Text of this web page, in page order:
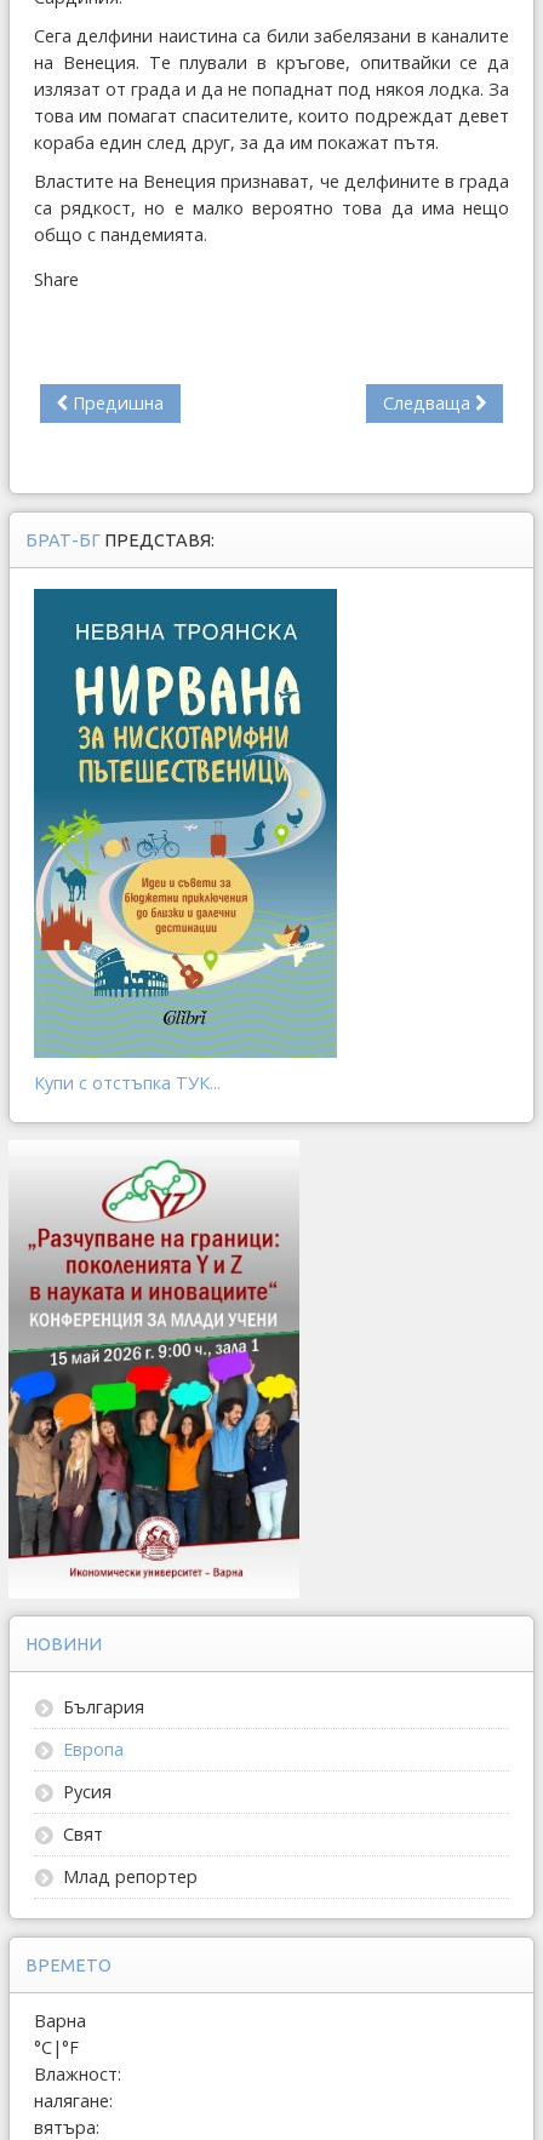
Сега делфини наистина са били забелязани в каналите
на Венеция. Те плували в кръгове, опитвайки се да
излязат от града и да не попаднат под някоя лодка. За
това им помагат спасителите, които подреждат девет
кораба един след друг, за да им покажат пътя.
Властите на Венеция признават, че делфините в града
са рядкост, но е малко вероятно това да има нещо
общо с пандемията.
Share
Предишна Следваща
БРАТ-БГ ПРЕДСТАВЯ:
Купи с отстъпка ТУК...
НОВИНИ
България
Европа
Русия
Свят
Млад репортер
ВРЕМЕТО
Варна
°C|°F
Влажност:
налягане:
вятъра: